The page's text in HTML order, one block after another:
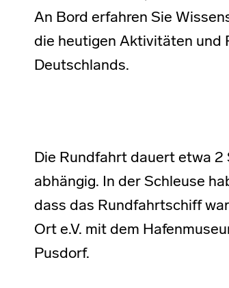
An Bord erfahren Sie
die heutigen Aktivitäten und
Deutschlands.
Die Rundfahrt dauert etwa
abhängig. In der Schleuse
dass das Rundfahrtschiff
Ort e.V. mit dem
Pusdorf.